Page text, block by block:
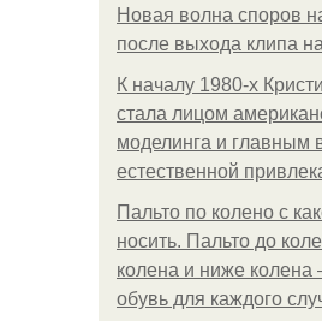
Новая волна споров
после выхода клипа
К началу 1980-х
стала лицом
моделинга и главным
естественной
Пальто по колено с
носить. Пальто до
колена и ниже колена
обувь для каждого